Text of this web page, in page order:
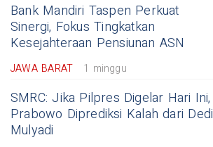
Bank Mandiri Taspen Perkuat
Sinergi, Fokus Tingkatkan
Kesejahteraan Pensiunan ASN
JAWA BARAT 1 minggu
SMRC: Jika Pilpres Digelar Hari Ini,
Prabowo Diprediksi Kalah dari Dedi
Mulyadi